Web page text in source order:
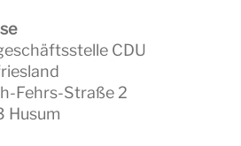
CDU
Fehrs-Straße 2
Husum